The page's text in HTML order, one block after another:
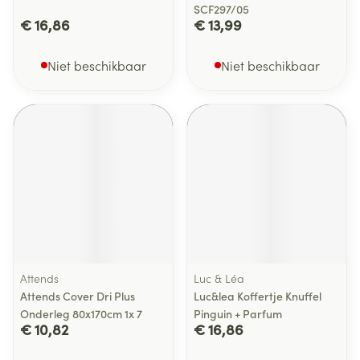
€ 16,86
Niet beschikbaar
SCF297/05
€ 13,99
Niet beschikbaar
Attends
Attends Cover Dri Plus
Onderleg 80x170cm 1x 7
€ 10,82
Luc & Léa
Luc&lea Koffertje Knuffel
Pinguin + Parfum
€ 16,86